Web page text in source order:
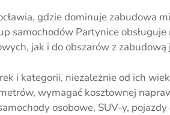
gdzie dominuje zabudowa
samochodów Partynice
jak i do obszarów z
i kategorii, niezależnie od ich
wymagać kosztownej
osobowe, SUV-y,